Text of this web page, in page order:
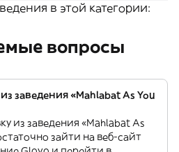
в этой категории:
вопросы
заведения «Mahlabat As You
из заведения «Mahlabat As
зайти на веб-сайт